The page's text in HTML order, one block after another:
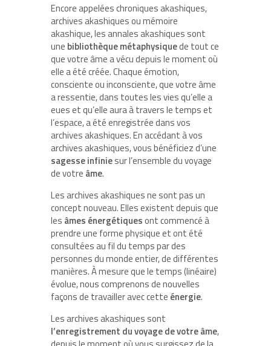
Encore appelées chroniques akashiques,
archives akashiques ou mémoire
akashique, les annales akashiques sont
une bibliothèque métaphysiquede tout ce
que votre âme a vécu depuis le moment où
elle a été créée. Chaque émotion,
consciente ou inconsciente, que votre âme
a ressentie, dans toutes les vies qu’elle a
eues et qu’elle aura à travers le temps et
l’espace, a été enregistrée dans vos
archives akashiques. En accédant à vos
archives akashiques, vous bénéficiez d’une
sagesse infiniesur l’ensemble du voyage
de votre âme.
Les archives akashiques ne sont pas un
concept nouveau. Elles existent depuis que
les âmes énergétiquesont commencé à
prendre une forme physique et ont été
consultées au fil du temps par des
personnes du monde entier, de différentes
manières. À mesure que le temps (linéaire)
évolue, nous comprenons de nouvelles
façons de travailler avec cette énergie.
Les archives akashiques sont
l’enregistrement du voyage de votre âme,